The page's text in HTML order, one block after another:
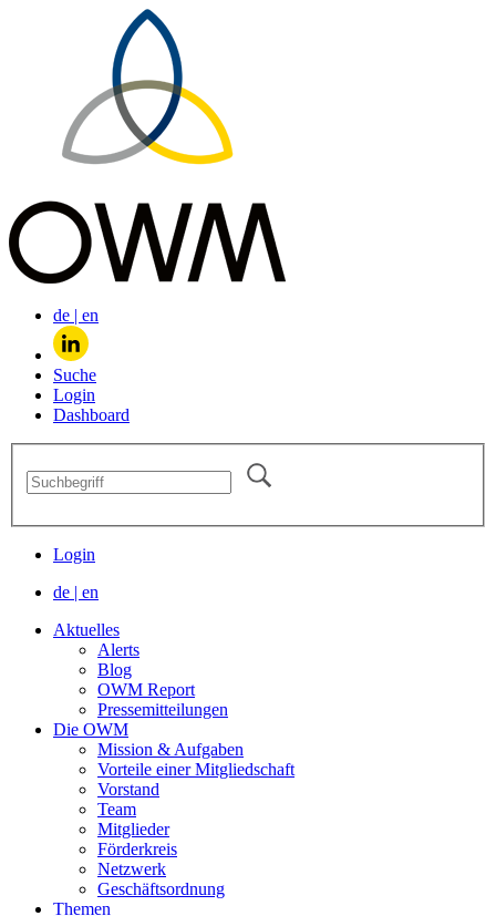
de | en
Suche
Login
Dashboard
Login
de | en
Aktuelles
Alerts
Blog
OWM Report
Pressemitteilungen
Die OWM
Mission & Aufgaben
Vorteile einer Mitgliedschaft
Vorstand
Team
Mitglieder
Förderkreis
Netzwerk
Geschäftsordnung
Themen